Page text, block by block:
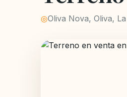
◎Oliva Nova, Oliva,